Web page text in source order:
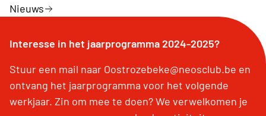
Nieuws
Interesse in het jaarprogramma 2024-2025?
Stuur een mail naar Oostrozebeke@neosclub.be en
ontvang het jaarprogramma voor het volgende
werkjaar. Zin om mee te doen? We verwelkomen je